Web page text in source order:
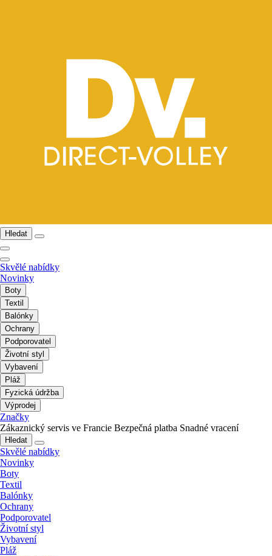
Hledat
Skvělé nabídky
Novinky
Boty
Textil
Balónky
Ochrany
Podporovatel
Životní styl
Vybavení
Pláž
Fyzická údržba
Výprodej
Značky
Zákaznický servis ve Francie Bezpečná platba Snadné vracení
Hledat
Skvělé nabídky
Novinky
Boty
Textil
Balónky
Ochrany
Podporovatel
Životní styl
Vybavení
Pláž